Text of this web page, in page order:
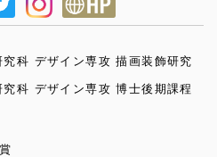
科 デザイン専攻 描画装飾研究
科 デザイン専攻 博士後期課程